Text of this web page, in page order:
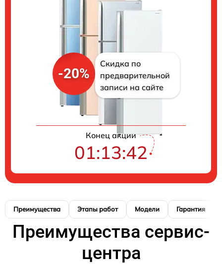
-20%
Скидка по
предварительной
записи на сайте
Конец акции
01:13:41
Преимущества Этапы работ Модели Гарантия
Преимущества сервис-
центра